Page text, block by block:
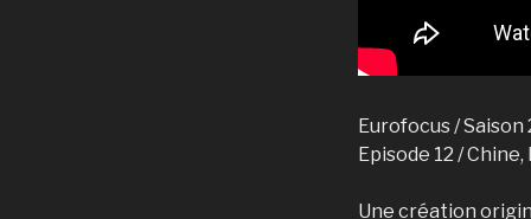
Eurofocus / Saison
Episode 12 /
Une création